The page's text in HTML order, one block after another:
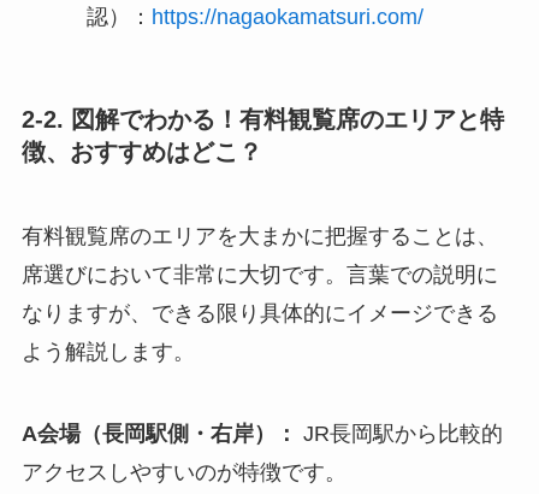
認）： https://nagaokamatsuri.com/
2-2. 図解でわかる！有料観覧席のエリアと特
徴、おすすめはどこ？
有料観覧席のエリアを大まかに把握することは、
席選びにおいて非常に大切です。言葉での説明に
なりますが、できる限り具体的にイメージできる
よう解説します。
A会場（長岡駅側・右岸）： JR長岡駅から比較的
アクセスしやすいのが特徴です。